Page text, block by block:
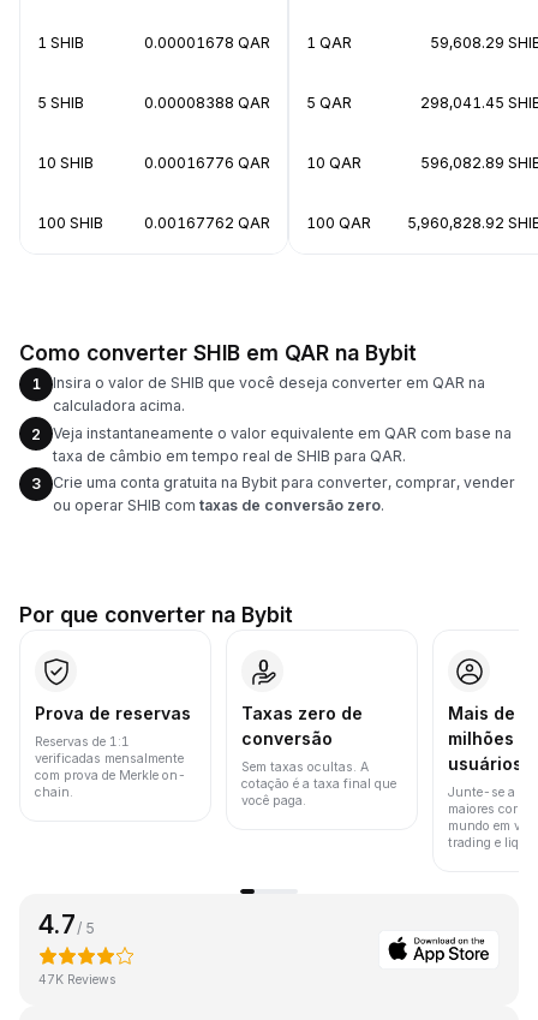
1 SHIB 0.00001678 QAR
5 SHIB 0.00008388 QAR
10 SHIB 0.00016776 QAR
100 SHIB 0.00167762 QAR
1 QAR 59,608.29
5 QAR 298,041.45
10 QAR 596,082.89
100 QAR 5,960,828.92
Como converter SHIB em QAR na Bybit
1
Insira o valor de SHIB que você deseja converter em QAR na
calculadora acima.
2
Veja instantaneamente o valor equivalente em QAR com base na
taxa de câmbio em tempo real de SHIB para QAR.
3
Crie uma conta gratuita na Bybit para converter, comprar, vender
ou operar SHIB com taxas de conversão zero.
Por que converter na Bybit
Prova de reservas
Reservas de 1:1
verificadas mensalmente
com prova de Merkle on-
chain.
Taxas zero de
conversão
Sem taxas ocultas. A
cotação é a taxa final que
você paga.
Mais de
milhões
usuários
Junte-se a
maiores
mundo em
trading e
4.7/ 5
47K Reviews